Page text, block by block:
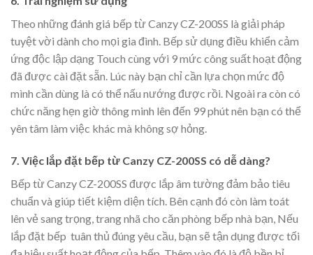
Theo những đánh giá bếp từ Canzy CZ-200SS là giải pháp
tuyệt vời dành cho mọi gia đình. Bếp sử dụng điều khiển cảm
ứng độc lập dạng Touch cùng với 9 mức công suất hoạt động
đã được cài đặt sẵn. Lúc này bạn chỉ cần lựa chọn mức độ
mình cần dùng là có thể nấu nướng được rồi. Ngoài ra còn có
chức năng hẹn giờ thông minh lên đến 99 phút nên bạn có thể
yên tâm làm việc khác mà không sợ hỏng.
7. Việc lắp đặt bếp từ Canzy CZ-200SS có dễ dàng?
Bếp từ Canzy CZ-200SS được lắp âm tường đảm bảo tiêu
chuẩn và giúp tiết kiệm diện tích. Bên cạnh đó còn làm toát
lên vẻ sang trọng, trang nhã cho căn phòng bếp nhà bạn, Nếu
lắp đặt bếp tuân thủ đúng yêu cầu, bạn sẽ tận dụng được tối